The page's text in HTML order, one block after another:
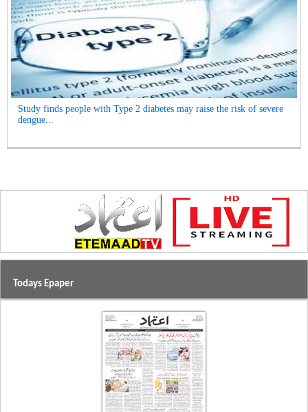
Study finds people with Type 2 diabetes may raise the risk of severe
dengue...
Todays Epaper